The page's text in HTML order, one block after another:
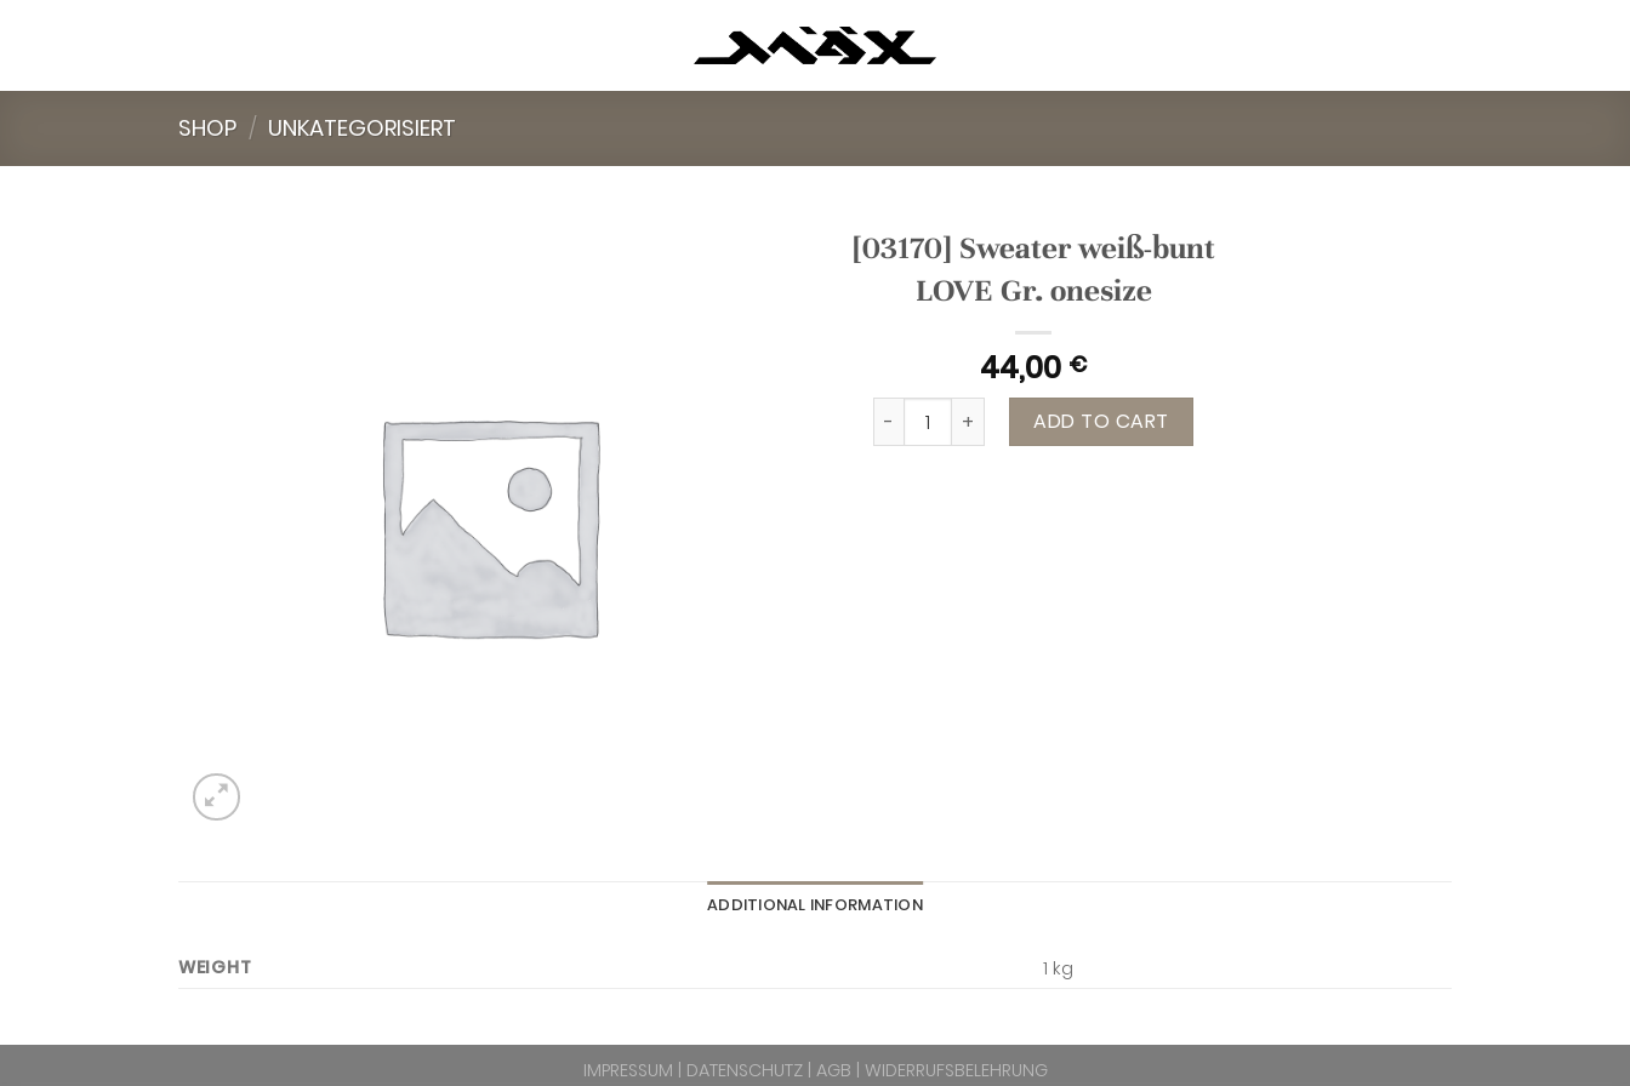
SHOP / UNKATEGORISIERT
[03170] Sweater weiß-bunt
LOVE Gr. onesize
44,00 €
[03170] Sweater weiß-bunt LOVE Gr. onesize quantity
ADD TO CART
ADDITIONAL INFORMATION
WEIGHT 1 kg
IMPRESSUM DATENSCHUTZ| AGB WIDERRUFSBELEHRUNG